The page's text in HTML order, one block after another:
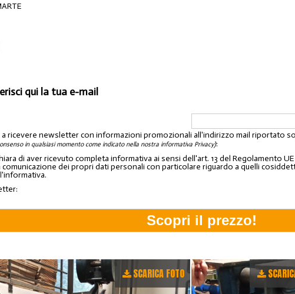
qui la tua e-mail
ricevere newsletter con informazioni promozionali all'indirizzo mail riportato
in qualsiasi momento come indicato nella nostra informativa Privacy):
di aver ricevuto completa informativa ai sensi dell'art. 13 del Regolamento
dei propri dati personali con particolare riguardo a quelli
SCARICA FOTO